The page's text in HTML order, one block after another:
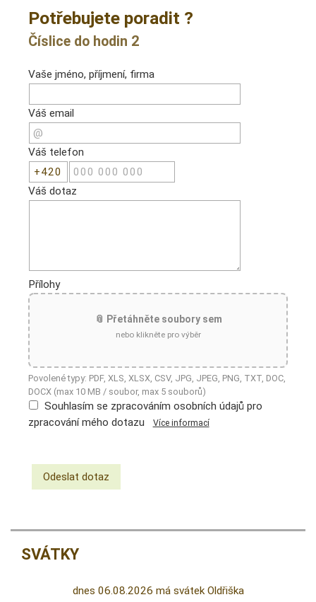
Potřebujete poradit ?
Číslice do hodin 2
Vaše jméno, příjmení, firma
Váš email
Váš telefon
Váš dotaz
Přílohy
📎 Přetáhněte soubory sem
nebo klikněte pro výběr
Povolené typy: PDF, XLS, XLSX, CSV, JPG, JPEG, PNG, TXT, DOC,
DOCX (max 10 MB / soubor, max 5 souborů)
Souhlasím se zpracováním osobních údajů pro
zpracování mého dotazu
Více informací
SVÁTKY
dnes 06.08.2026 má svátek Oldřiška